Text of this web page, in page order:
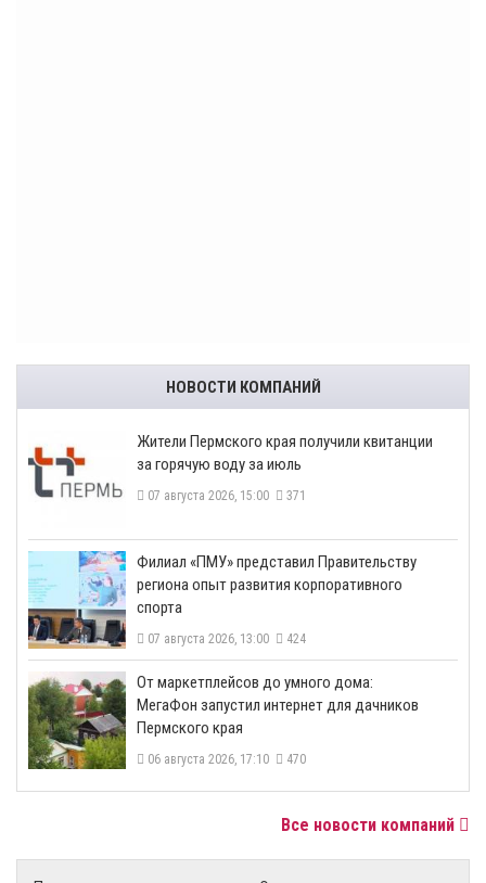
НОВОСТИ КОМПАНИЙ
​Жители Пермского края получили квитанции
за горячую воду за июль
07 августа 2026, 15:00 371
​Филиал «ПМУ» представил Правительству
региона опыт развития корпоративного
спорта
07 августа 2026, 13:00 424
От маркетплейсов до умного дома:
МегаФон запустил интернет для дачников
Пермского края
06 августа 2026, 17:10 470
Все новости компаний